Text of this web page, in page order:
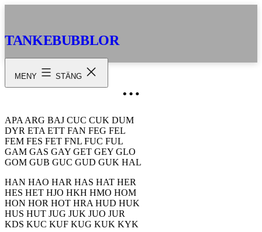
TANKEBUBBLOR
MENY STÄNG
…
APA ARG BAJ CUC CUK DUM
DYR ETA ETT FAN FEG FEL
FEM FES FET FNL FUC FUL
GAM GAS GAY GET GEY GLO
GOM GUB GUC GUD GUK HAL
HAN HAO HAR HAS HAT HER
HES HET HJO HKH HMO HOM
HON HOR HOT HRA HUD HUK
HUS HUT JUG JUK JUO JUR
KDS KUC KUF KUG KUK KYK